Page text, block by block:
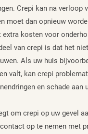
Crepi kan na verloop
moet dan opnieuw
extra kosten voor
van crepi is dat het
Als uw huis
valt, kan crepi
en schade aan
om crepi op uw gevel
op te nemen met